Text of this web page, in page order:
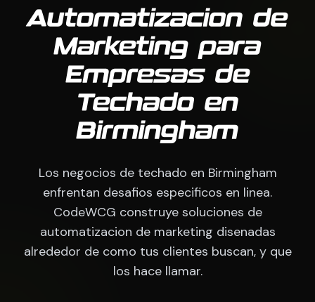
Automatizacion de
Marketing para
Empresas de
Techado en
Birmingham
Los negocios de techado en Birmingham
enfrentan desafios especificos en linea.
CodeWCG construye soluciones de
automatizacion de marketing disenadas
alrededor de como tus clientes buscan, y que
los hace llamar.